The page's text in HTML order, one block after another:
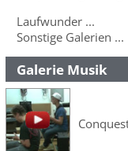
Laufwunder ...
Sonstige Galerien ...
Galerie Musik